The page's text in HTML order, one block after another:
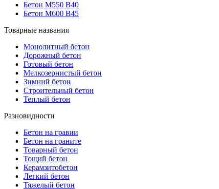
Бетон М550 В40
Бетон М600 В45
Товарные названия
Монолитный бетон
Дорожный бетон
Готовый бетон
Мелкозернистый бетон
Зимний бетон
Строительный бетон
Теплый бетон
Разновидности
Бетон на гравии
Бетон на граните
Товарный бетон
Тощий бетон
Керамзитобетон
Легкий бетон
Тяжелый бетон